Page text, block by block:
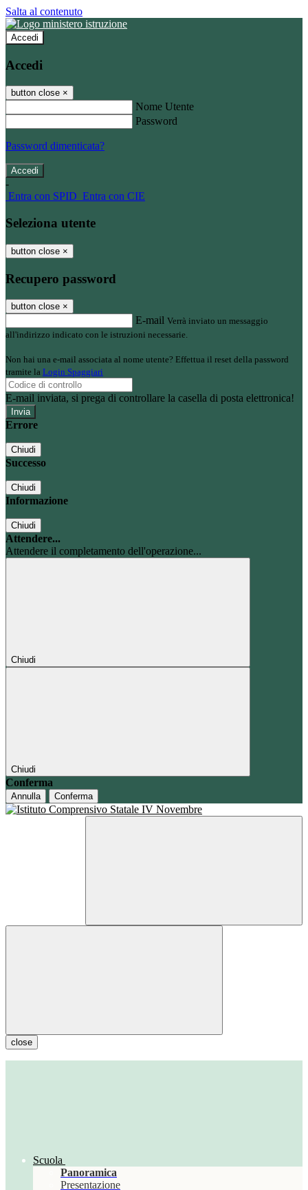
Salta al contenuto
Accedi
Accedi
button close ×
Nome Utente
Password
Password dimenticata?
-
Entra con SPID Entra con CIE
Seleziona utente
button close ×
Recupero password
button close ×
E-mail Verrà inviato un messaggio
all'indirizzo indicato con le istruzioni necessarie.
Non hai una e-mail associata al nome utente? Effettua il reset della password
tramite la Login Spaggiari
E-mail inviata, si prega di controllare la casella di posta elettronica!
Errore
Chiudi
Successo
Chiudi
Informazione
Chiudi
Attendere...
Attendere il completamento dell'operazione...
Chiudi
Chiudi
Conferma
Annulla Conferma
close
Scuola
Panoramica
Presentazione